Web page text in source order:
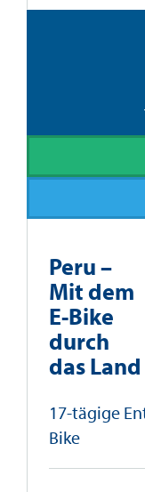
Peru –
Mit dem
E-Bike
durch
das
17-tägige
Bike